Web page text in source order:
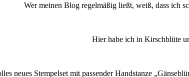
Wer meinen Blog regelmäßig ließt, weiß, dass ich
Hier habe ich in Kirschblüte
neues Stempelset mit passender Handstanze